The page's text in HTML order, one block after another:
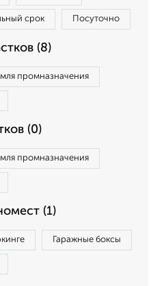
срок Посуточно
(8)
промназначения
(0)
промназначения
(1)
Гаражные боксы